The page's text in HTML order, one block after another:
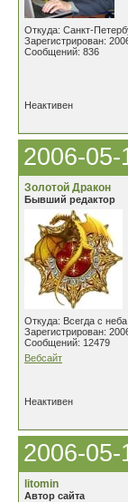
Откуда: Санкт-
Зарегистрирован:
Сообщений: 836
Неактивен
2006-
Золотой Дракон
Бывший редактор
Откуда: Всегда с неба
Зарегистрирован:
Сообщений: 12479
Вебсайт
Неактивен
2006-
litomin
Автор сайта